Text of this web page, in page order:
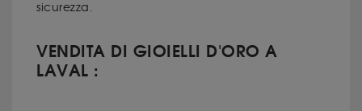
sicurezza.
VENDITA DI GIOIELLI D'ORO A
LAVAL :